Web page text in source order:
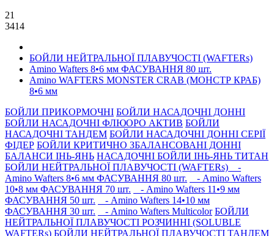
21
3414
БОЙЛИ НЕЙТРАЛЬНОÏ ПЛАВУЧОСТI (WAFTERs)
Amino Wafters 8•6 мм ФАСУВАННЯ 80 шт.
Amino WAFTERS MONSTER CRAB (МОНСТР КРАБ)
8•6 мм
БОЙЛИ ПРИКОРМОЧНI БОЙЛИ НАСАДОЧНI ДОННI
БОЙЛИ НАСАДОЧНІ ФЛЮОРО АКТИВ БОЙЛИ
НАСАДОЧНІ ТАНДЕМ БОЙЛИ НАСАДОЧНI ДОННI СЕРIÏ
ФIДЕР БОЙЛИ КРИТИЧНО ЗБАЛАНСОВАНІ ДОННІ
БАЛАНСИ ІНЬ-ЯНЬ НАСАДОЧНІ БОЙЛИ ІНЬ-ЯНЬ ТИТАН
БОЙЛИ НЕЙТРАЛЬНОÏ ПЛАВУЧОСТI (WAFTERs)
-
Amino Wafters 8•6 мм ФАСУВАННЯ 80 шт.
- Amino Wafters
10•8 мм ФАСУВАННЯ 70 шт.
- Amino Wafters 11•9 мм
ФАСУВАННЯ 50 шт.
- Amino Wafters 14•10 мм
ФАСУВАННЯ 30 шт.
- Amino Wafters Multicolor БОЙЛИ
НЕЙТРАЛЬНОЇ ПЛАВУЧОСТІ РОЗЧИННІ (SOLUBLE
WAFTERs) БОЙЛИ НЕЙТРАЛЬНОЇ ПЛАВУЧОСТІ ТАНДЕМ